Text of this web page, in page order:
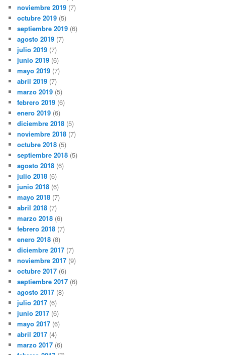
noviembre 2019 (7)
octubre 2019 (5)
septiembre 2019 (6)
agosto 2019 (7)
julio 2019 (7)
junio 2019 (6)
mayo 2019 (7)
abril 2019 (7)
marzo 2019 (5)
febrero 2019 (6)
enero 2019 (6)
diciembre 2018 (5)
noviembre 2018 (7)
octubre 2018 (5)
septiembre 2018 (5)
agosto 2018 (6)
julio 2018 (6)
junio 2018 (6)
mayo 2018 (7)
abril 2018 (7)
marzo 2018 (6)
febrero 2018 (7)
enero 2018 (8)
diciembre 2017 (7)
noviembre 2017 (9)
octubre 2017 (6)
septiembre 2017 (6)
agosto 2017 (8)
julio 2017 (6)
junio 2017 (6)
mayo 2017 (6)
abril 2017 (4)
marzo 2017 (6)